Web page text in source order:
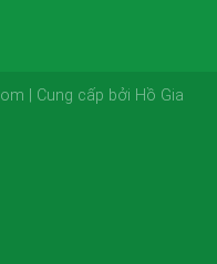
| Cung cấp bởi Hồ Gia